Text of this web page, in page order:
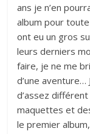
ans je n’en
album pour
ont eu un gros
leurs derniers
faire, je ne me
d’une
d’assez différent
maquettes et
le premier